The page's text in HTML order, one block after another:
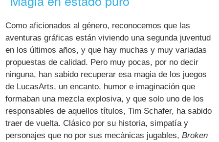
Como aficionados al género, reconocemos que las
aventuras gráficas están viviendo una segunda juventud
en los últimos años, y que hay muchas y muy variadas
propuestas de calidad. Pero muy pocas, por no decir
ninguna, han sabido recuperar esa magia de los juegos
de LucasArts, un encanto, humor e imaginación que
formaban una mezcla explosiva, y que solo uno de los
responsables de aquellos títulos, Tim Schafer, ha sabido
traer de vuelta. Clásico por su historia, simpatía y
personajes que no por sus mecánicas jugables,Broken